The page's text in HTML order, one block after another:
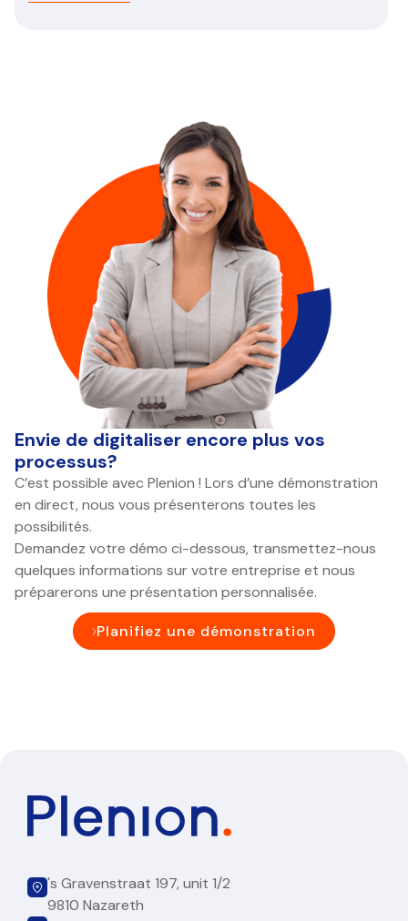
Envie de digitaliser encore plus vos
processus?
C’est possible avec Plenion ! Lors d’une démonstration
en direct, nous vous présenterons toutes les
possibilités.
Demandez votre démo ci-dessous, transmettez-nous
quelques informations sur votre entreprise et nous
préparerons une présentation personnalisée.
Planifiez une démonstration
's Gravenstraat 197, unit 1/2
9810 Nazareth